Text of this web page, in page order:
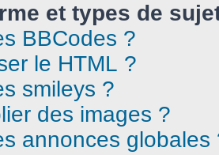
et types de
BBCodes ?
le HTML ?
smileys ?
des images ?
annonces globales